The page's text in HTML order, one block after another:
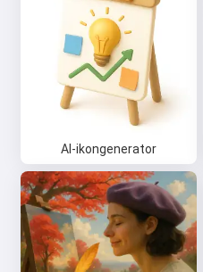
AI-ikongenerator